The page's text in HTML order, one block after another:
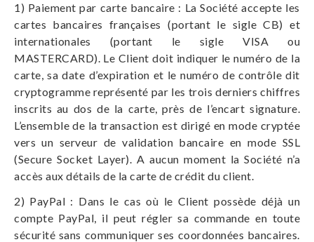
1) Paiement par carte bancaire : La Société accepte les
cartes bancaires françaises (portant le sigle CB) et
internationales (portant le sigle VISA ou
MASTERCARD). Le Client doit indiquer le numéro de la
carte, sa date d’expiration et le numéro de contrôle dit
cryptogramme représenté par les trois derniers chiffres
inscrits au dos de la carte, près de l’encart signature.
L’ensemble de la transaction est dirigé en mode cryptée
vers un serveur de validation bancaire en mode SSL
(Secure Socket Layer). A aucun moment la Société n’a
accès aux détails de la carte de crédit du client.
2) PayPal : Dans le cas où le Client possède déjà un
compte PayPal, il peut régler sa commande en toute
sécurité sans communiquer ses coordonnées bancaires.